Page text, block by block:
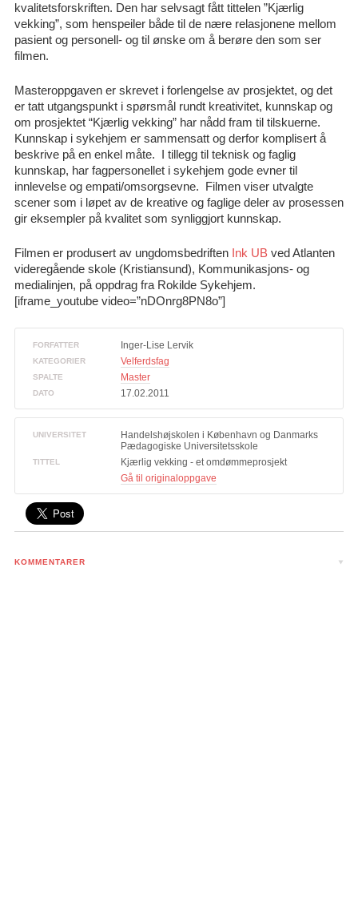
kvalitetsforskriften. Den har selvsagt fått tittelen ”Kjærlig
vekking”, som henspeiler både til de nære relasjonene mellom
pasient og personell- og til ønske om å berøre den som ser
filmen.
Masteroppgaven er skrevet i forlengelse av prosjektet, og det
er tatt utgangspunkt i spørsmål rundt kreativitet, kunnskap og
om prosjektet “Kjærlig vekking” har nådd fram til tilskuerne.
Kunnskap i sykehjem er sammensatt og derfor komplisert å
beskrive på en enkel måte. I tillegg til teknisk og faglig
kunnskap, har fagpersonellet i sykehjem gode evner til
innlevelse og empati/omsorgsevne. Filmen viser utvalgte
scener som i løpet av de kreative og faglige deler av prosessen
gir eksempler på kvalitet som synliggjort kunnskap.
Filmen er produsert av ungdomsbedriften Ink UB ved Atlanten
videregående skole (Kristiansund), Kommunikasjons- og
medialinjen, på oppdrag fra Rokilde Sykehjem.
[iframe_youtube video=”nDOnrg8PN8o”]
FORFATTER Inger-Lise Lervik
KATEGORIER Velferdsfag
SPALTE Master
DATO 17.02.2011
UNIVERSITET
Handelshøjskolen i København og Danmarks
Pædagogiske Universitetsskole
TITTEL
Kjærlig vekking - et omdømmeprosjekt
Gå til originaloppgave
KOMMENTARER